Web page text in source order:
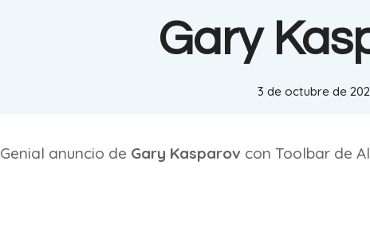
Gary
3 de octubre de
Genial anuncio de Gary Kasparov con Toolbar de